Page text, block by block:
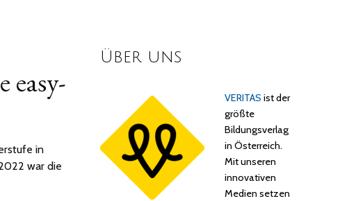
easy-
in
war die
Über uns
VERITAS ist der
größte
Bildungsverlag
in Österreich.
Mit unseren
innovativen
Medien setzen